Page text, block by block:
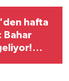
hafta
Bahar